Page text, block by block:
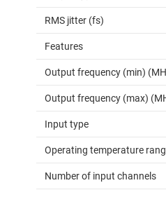
RMS jitter (fs)
Features
Output frequency (min)
Output frequency (max)
Input type
Operating temperature
Number of input channels